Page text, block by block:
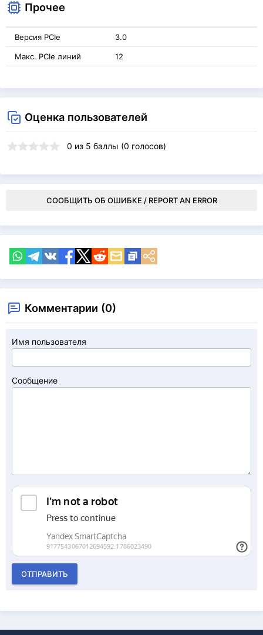
Прочее
Версия PCIe 3.0
Макс. PCIe линий 12
Оценка пользователей
0 из 5 баллы (0 голосов)
СООБЩИТЬ ОБ ОШИБКЕ / REPORT AN ERROR
Комментарии (0)
Имя пользователя
Сообщение
ОТПРАВИТЬ